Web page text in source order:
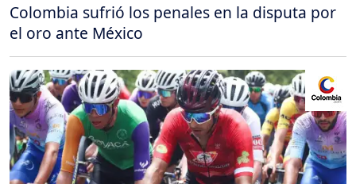
Colombia sufrió los penales en la disputa por
el oro ante México